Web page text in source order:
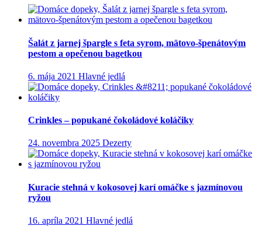
Šalát z jarnej špargle s feta syrom, mätovo-špenátovým
pestom a opečenou bagetkou
6. mája 2021 Hlavné jedlá
Crinkles – popukané čokoládové koláčiky
24. novembra 2025 Dezerty
Kuracie stehná v kokosovej karí omáčke s jazmínovou
ryžou
16. apríla 2021 Hlavné jedlá